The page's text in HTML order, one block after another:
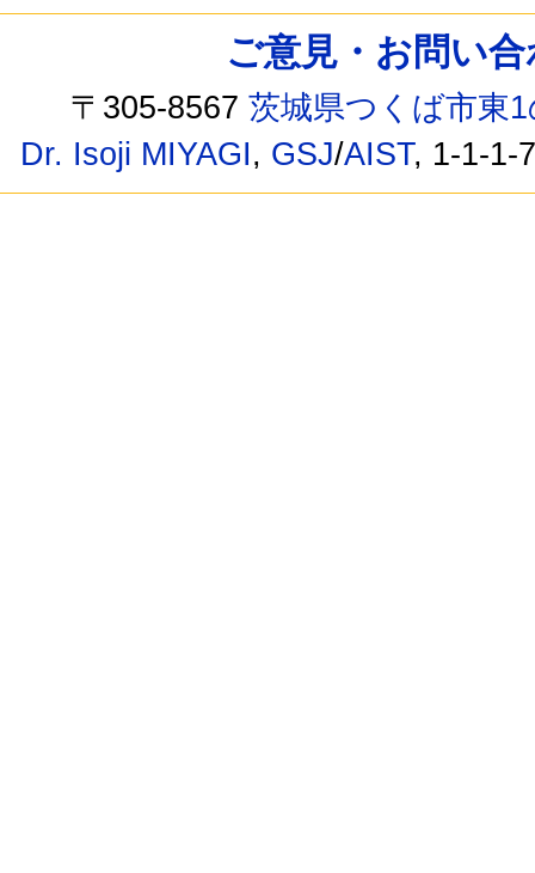
ご意見・お問い
〒305-8567茨城県つくば市東
Dr. Isoji MIYAGI, GSJ/AIST, 1-1-1-